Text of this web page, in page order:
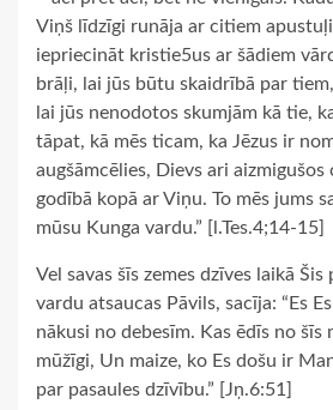
Viņš līdzīgi runāja ar citiem
iepriecināt kristie5us ar šādiem
brāļi, lai jūs būtu skaidrībā par
lai jūs nenodotos skumjām kā tie,
tāpat, kā mēs ticam, ka Jēzus ir
augšāmcēlies, Dievs ari aizmigušos
godībā kopā ar Viņu. To mēs jums
mūsu Kunga vardu.” [l.Tes.4;14-15]
Vel savas šīs zemes dzīves laikā
vardu atsaucas Pāvils, sacīja: “Es
nākusi no debesīm. Kas ēdīs no šīs
mūžīgi, Un maize, ko Es došu ir
par pasaules dzīvību.” [Jņ.6:51]